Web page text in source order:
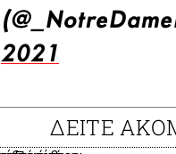
2021
ΔΕΙΤΕ